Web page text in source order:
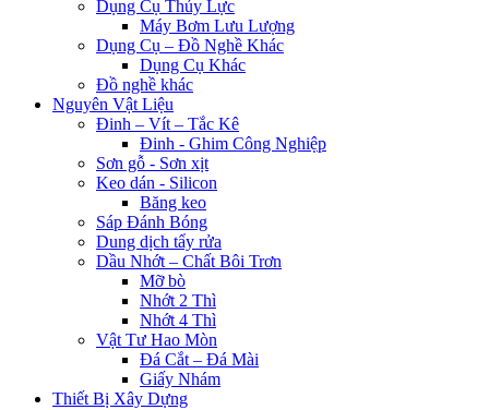
Dụng Cụ Thủy Lực
Máy Bơm Lưu Lượng
Dụng Cụ – Đồ Nghề Khác
Dụng Cụ Khác
Đồ nghề khác
Nguyên Vật Liệu
Đinh – Vít – Tắc Kê
Đinh - Ghim Công Nghiệp
Sơn gỗ - Sơn xịt
Keo dán - Silicon
Băng keo
Sáp Đánh Bóng
Dung dịch tẩy rửa
Dầu Nhớt – Chất Bôi Trơn
Mỡ bò
Nhớt 2 Thì
Nhớt 4 Thì
Vật Tư Hao Mòn
Đá Cắt – Đá Mài
Giấy Nhám
Thiết Bị Xây Dựng